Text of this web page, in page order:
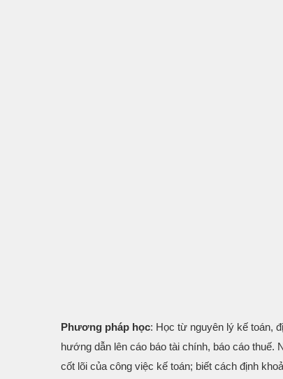
Phương pháp học: Học từ nguyên lý kế toán,
hướng dẫn lên cáo báo tài chính, báo cáo
cốt lõi của công việc kế toán; biết cách định